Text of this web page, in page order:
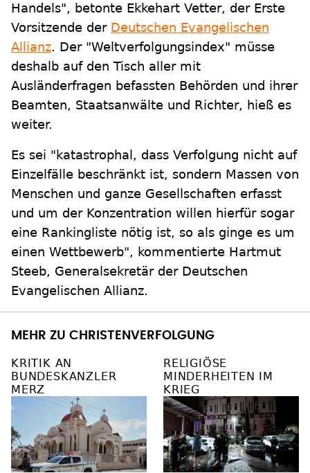
Handels", betonte Ekkehart Vetter, der Erste
Vorsitzende der Deutschen Evangelischen
Allianz. Der "Weltverfolgungsindex" müsse
deshalb auf den Tisch aller mit
Ausländerfragen befassten Behörden und ihrer
Beamten, Staatsanwälte und Richter, hieß es
weiter.
Es sei "katastrophal, dass Verfolgung nicht auf
Einzelfälle beschränkt ist, sondern Massen von
Menschen und ganze Gesellschaften erfasst
und um der Konzentration willen hierfür sogar
eine Rankingliste nötig ist, so als ginge es um
einen Wettbewerb", kommentierte Hartmut
Steeb, Generalsekretär der Deutschen
Evangelischen Allianz.
MEHR ZU CHRISTENVERFOLGUNG
KRITIK AN
BUNDESKANZLER
MERZ
RELIGIÖSE
MINDERHEITEN IM
KRIEG